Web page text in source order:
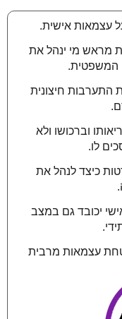
עצמאות אישית.
מראש מי ינהל את
המשפטית.
התערבות חיצונית
וברכושו ולא
לו.
כיצד לנהל את
יכובד גם במצב
עצמאות מרבית